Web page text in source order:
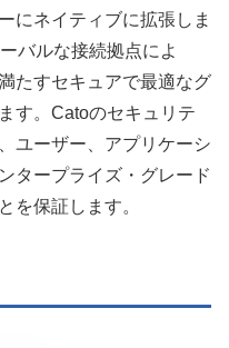
にネイティブに拡張しま
バルな接続拠点によ
たすセキュアで最適なグ
す。Catoのセキュリテ
ユーザー、アプリケーシ
タープライズ・グレード
を保証します。